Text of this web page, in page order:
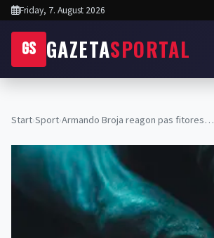
Friday, 7. August 2026
GS GAZETASPORTAL
Start›Sport›Armando Broja reagon pas fitores…